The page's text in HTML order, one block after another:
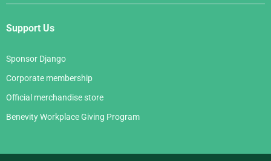
Support Us
Sponsor Django
Corporate membership
Official merchandise store
Benevity Workplace Giving Program